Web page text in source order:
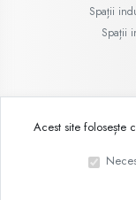
Spații
Spații
Acest site folosește